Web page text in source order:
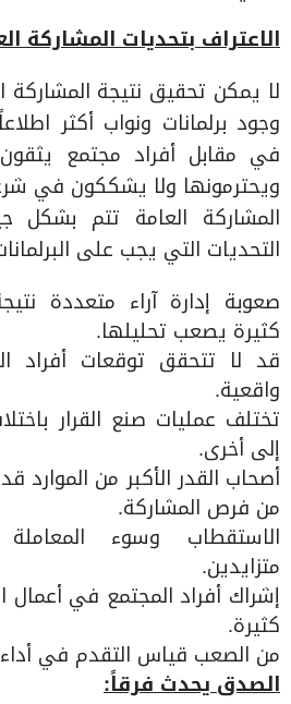
الاعتراف بتحديات المشاركة
لا يمكن تحقيق نتيجة المشاركة
وجود برلمانات ونواب أكثر
في مقابل أفراد مجتمع
ويحترمونها ولا يشككون في
المشاركة العامة تتم
التحديات التي يجب على
صعوبة إدارة آراء متعددة
كثيرة يصعب تحليلها.
قد لا تتحقق توقعات أفراد
واقعية.
تختلف عمليات صنع القرار
إلى أخرى.
أصحاب القدر الأكبر من الموارد
من فرص المشاركة.
الاستقطاب وسوء
متزايدين.
إشراك أفراد المجتمع في أعمال
كثيرة.
من الصعب قياس التقدم في أداء
الصدق يحدث فرقاً: